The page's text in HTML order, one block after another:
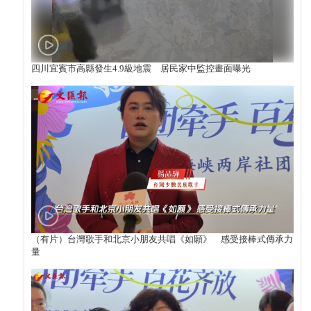
四川宜賓市高縣發生4.9級地震 居民家中監控畫面曝光
（有片）台灣歌手和北京小朋友共唱《如願》 感受接棒式傳承力
量